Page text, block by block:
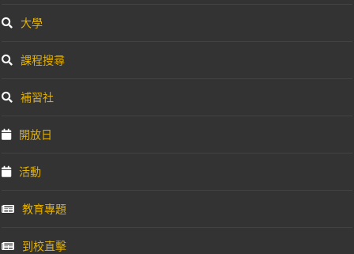
大學
課程搜尋
補習社
開放日
活動
教育專題
到校直擊